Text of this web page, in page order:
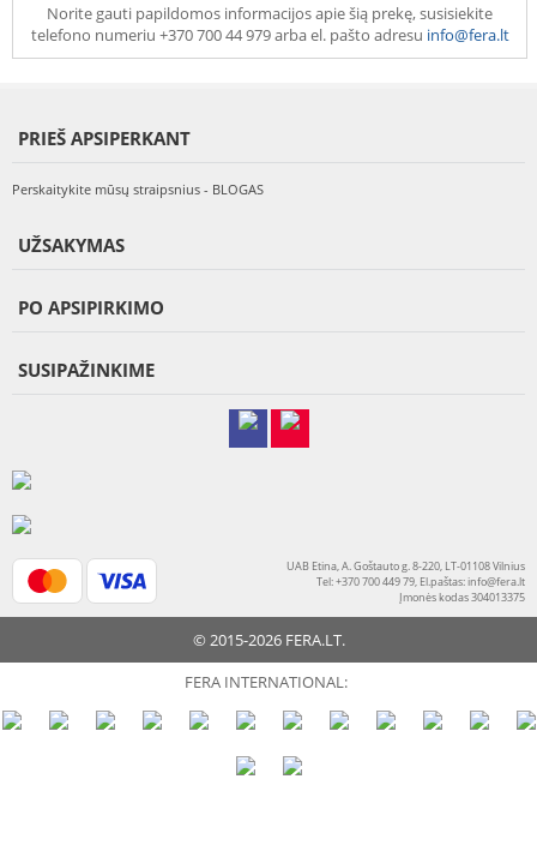
Norite gauti papildomos informacijos apie šią prekę, susisiekite
telefono numeriu +370 700 44 979 arba el. pašto adresu info@fera.lt
PRIEŠ APSIPERKANT
Perskaitykite mūsų straipsnius - BLOGAS
UŽSAKYMAS
PO APSIPIRKIMO
SUSIPAŽINKIME
UAB Etina, A. Goštauto g. 8-220, LT-01108 Vilnius
Tel: +370 700 449 79, El.paštas:info@fera.lt
Įmonės kodas 304013375
© 2015-2026 FERA.LT.
FERA INTERNATIONAL: